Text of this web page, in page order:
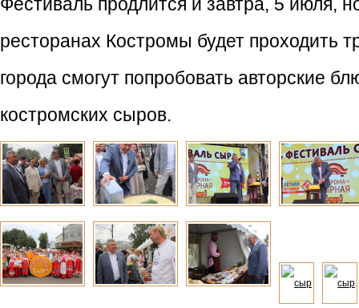
ресторанах Костромы будет проходить
города смогут попробовать авторские
костромских сыров.